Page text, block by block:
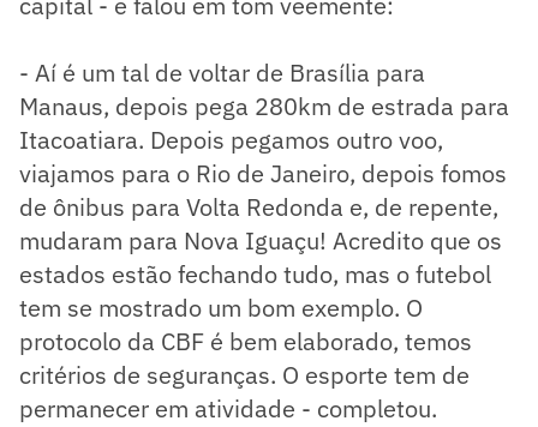
- Aí é um tal de voltar de Brasília para
Manaus, depois pega 280km de estrada para
Itacoatiara. Depois pegamos outro voo,
viajamos para o Rio de Janeiro, depois fomos
de ônibus para Volta Redonda e, de repente,
mudaram para Nova Iguaçu! Acredito que os
estados estão fechando tudo, mas o futebol
tem se mostrado um bom exemplo. O
protocolo da CBF é bem elaborado, temos
critérios de seguranças. O esporte tem de
permanecer em atividade - completou.